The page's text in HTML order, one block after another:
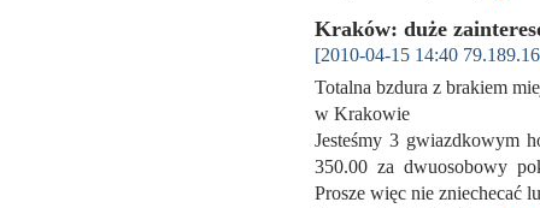
Kraków: duże
[2010-04-15 14:40
Totalna bzdura z brakiem
w Krakowie
Jesteśmy 3 gwiazdkowym
350.00 za dwuosobowy
Prosze więc nie zniechecać